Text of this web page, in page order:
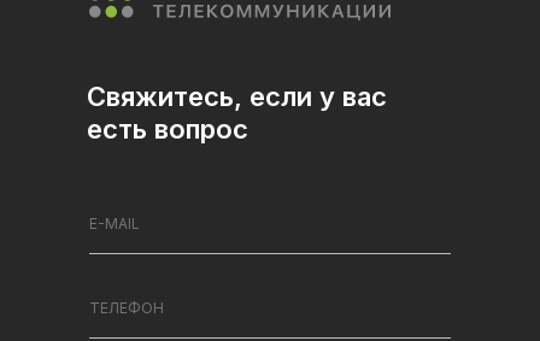
Свяжитесь, если у вас
есть вопрос